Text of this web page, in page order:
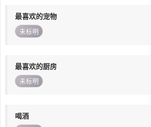
最喜欢的宠物
未标明
最喜欢的厨房
未标明
喝酒